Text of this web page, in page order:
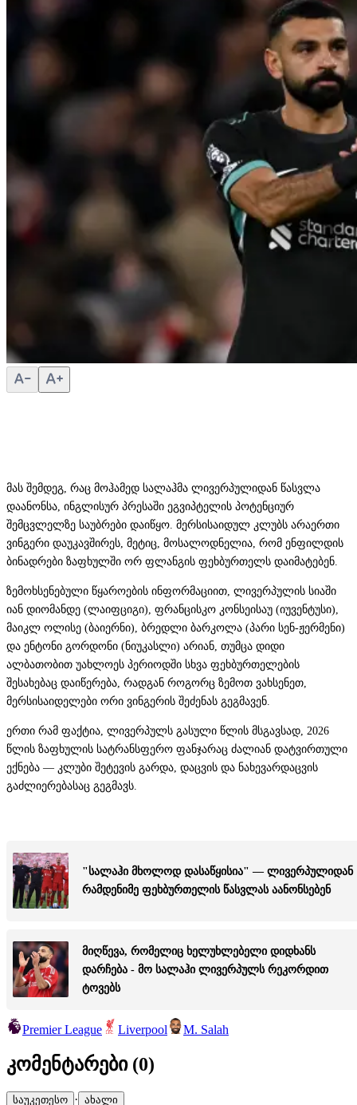
მას შემდეგ, რაც მოჰამედ სალაჰმა ლივერპულიდან წასვლა
დაანონსა, ინგლისურ პრესაში ეგვიპტელის პოტენციურ
შემცვლელზე საუბრები დაიწყო. მერსისაიდულ კლუბს არაერთი
ვინგერი დაუკავშირეს, მეტიც, მოსალოდნელია, რომ ენფილდის
ბინადრები ზაფხულში ორ ფლანგის ფეხბურთელს დაიმატებენ.
ზემოხსენებული წყაროების ინფორმაციით, ლივერპულის სიაში
იან დიომანდე (ლაიფციგი), ფრანცისკო კონსეისაუ (იუვენტუსი),
მაიკლ ოლისე (ბაიერნი), ბრედლი ბარკოლა (პარი სენ-ჟერმენი)
და ენტონი გორდონი (ნიუკასლი) არიან, თუმცა დიდი
ალბათობით უახლოეს პერიოდში სხვა ფეხბურთელების
შესახებაც დაიწერება, რადგან როგორც ზემოთ ვახსენეთ,
მერსისაიდელები ორი ვინგერის შეძენას გეგმავენ.
ერთი რამ ფაქტია, ლივერპულს გასული წლის მსგავსად, 2026
წლის ზაფხულის სატრანსფერო ფანჯარაც ძალიან დატვირთული
ექნება — კლუბი შეტევის გარდა, დაცვის და ნახევარდაცვის
გაძლიერებასაც გეგმავს.
"სალაჰი მხოლოდ დასაწყისია" — ლივერპულიდან
რამდენიმე ფეხბურთელის წასვლას აანონსებენ
მიღწევა, რომელიც ხელუხლებელი დიდხანს
დარჩება - მო სალაჰი ლივერპულს რეკორდით
ტოვებს
Premier League Liverpool M. Salah
კომენტარები (0)
საუკეთესო · ახალი